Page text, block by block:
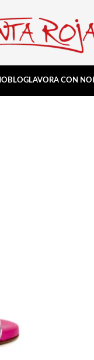
BLOGLAVORA CON NOI